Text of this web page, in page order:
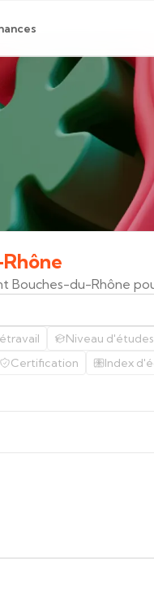
Bouches-du-Rhône
Niveau d'études
Certification Index